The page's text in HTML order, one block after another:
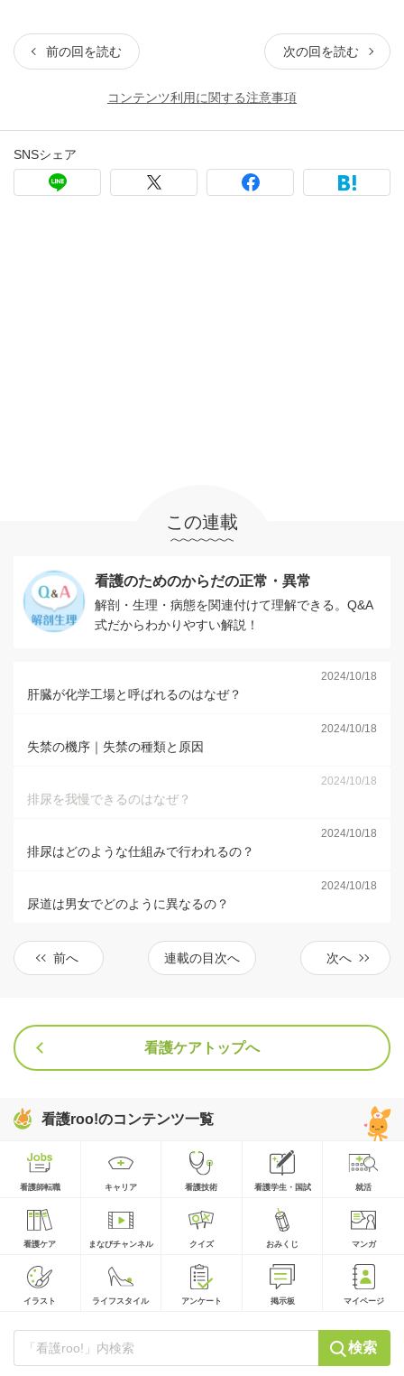
前の回を読む 次の回を読む
コンテンツ利用に関する注意事項
SNSシェア
この連載
看護のためのからだの正常・異常
解剖・生理・病態を関連付けて理解できる。Q&A
式だからわかりやすい解説！
2024/10/18
肝臓が化学工場と呼ばれるのはなぜ？
2024/10/18
失禁の機序｜失禁の種類と原因
2024/10/18
排尿を我慢できるのはなぜ？
2024/10/18
排尿はどのような仕組みで行われるの？
2024/10/18
尿道は男女でどのように異なるの？
前へ 連載の目次へ 次へ
看護ケアトップへ
看護roo!のコンテンツ一覧
看護師転職 キャリア 看護技術 看護学生・国試 就活
看護ケア まなびチャンネル クイズ おみくじ マンガ
イラスト ライフスタイル アンケート 掲示板 マイページ
検索